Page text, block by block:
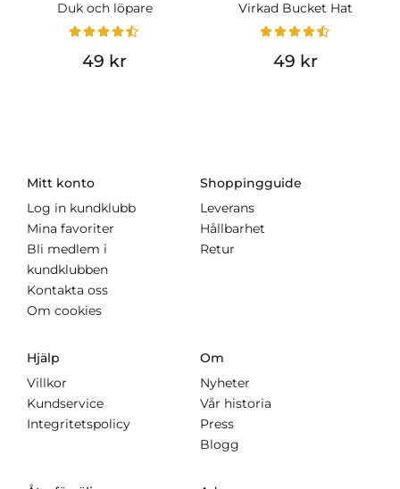
Duk och löpare
49 kr
Virkad Bucket Hat
49 kr
Mitt konto
Log in kundklubb
Mina favoriter
Bli medlem i
kundklubben
Kontakta oss
Om cookies
Shoppingguide
Leverans
Hållbarhet
Retur
Hjälp
Villkor
Kundservice
Integritetspolicy
Om
Nyheter
Vår historia
Press
Blogg